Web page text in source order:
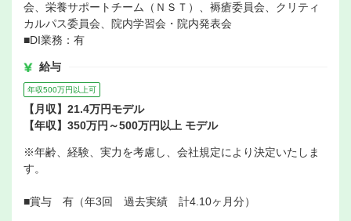
会、栄養サポートチーム（ＮＳＴ）、褥瘡委員会、クリティ
カルパス委員会、院内学習会・院内発表会
■DI業務：有
給与
年収500万円以上可
【月収】21.4万円モデル
【年収】350万円～500万円以上 モデル
※年齢、経験、実力を考慮し、会社規定により決定いたしま
す。
■賞与 有（年3回 過去実績 計4.10ヶ月分）